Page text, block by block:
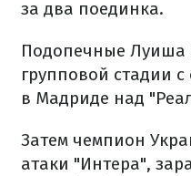
за два поединка.
Подопечные Луиша
групповой стадии
в Мадриде над
Затем чемпион
атаки "Интера",